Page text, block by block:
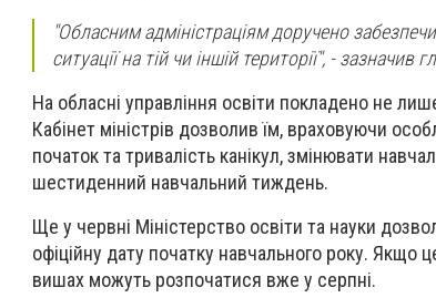
"Обласним адміністраціям доручено
ситуації на тій чи іншій території", - зазначив
На обласні управління освіти покладено не
Кабінет міністрів дозволив їм, враховуючи
початок та тривалість канікул, змінювати
шестиденний навчальний тиждень.
Ще у червні Міністерство освіти та науки
офіційну дату початку навчального року. Якщо
вишах можуть розпочатися вже у серпні.